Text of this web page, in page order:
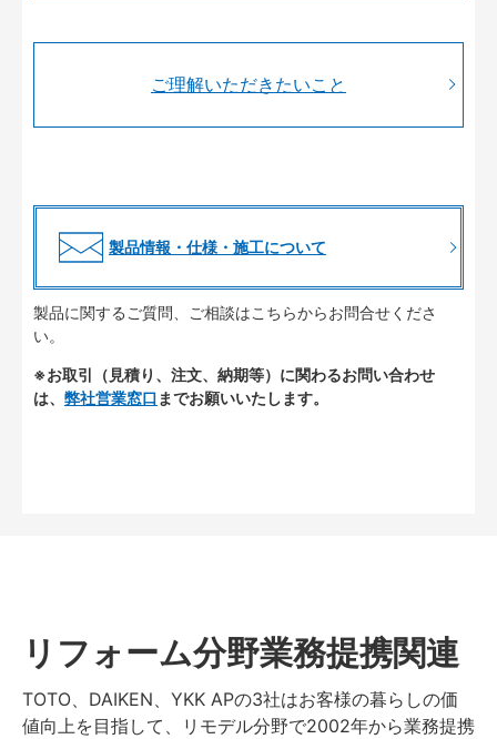
ご理解いただきたいこと
製品情報・仕様・施工について
製品に関するご質問、ご相談はこちらからお問合せくださ
い。
※お取引（見積り、注文、納期等）に関わるお問い合わせ
は、 弊社営業窓口 までお願いいたします。
リフォーム分野業務提携関連
TOTO、DAIKEN、YKK APの3社はお客様の暮らしの価
値向上を目指して、リモデル分野で2002年から業務提携